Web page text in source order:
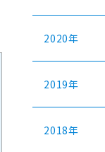
2020年
2019年
2018年